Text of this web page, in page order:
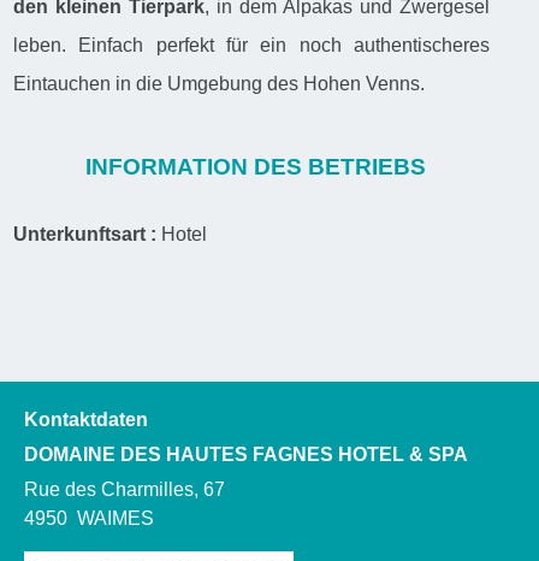
den kleinen Tierpark, in dem Alpakas und Zwergesel
leben. Einfach perfekt für ein noch authentischeres
Eintauchen in die Umgebung des Hohen Venns.
INFORMATION DES BETRIEBS
Unterkunftsart : Hotel
Kontaktdaten
DOMAINE DES HAUTES FAGNES HOTEL & SPA
Rue des Charmilles, 67
4950 WAIMES